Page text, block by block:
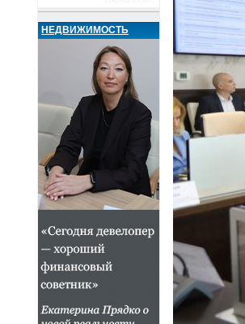
НЕДВИЖИМОСТЬ